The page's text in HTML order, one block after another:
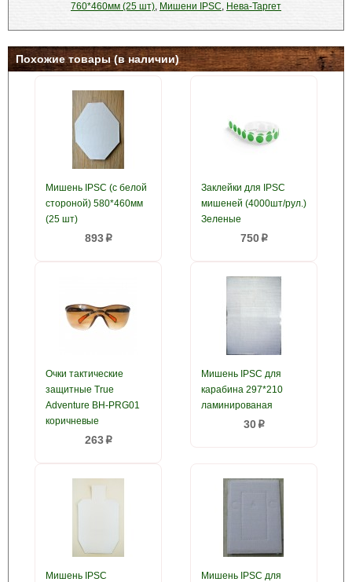
760*460мм (25 шт), Мишени IPSC, Нева-Таргет
Похожие товары (в наличии)
Мишень IPSC (с белой
стороной) 580*460мм
(25 шт)
893p
Заклейки для IPSC
мишеней (4000шт/рул.)
Зеленые
750p
Очки тактические
защитные True
Adventure BH-PRG01
коричневые
263p
Мишень IPSC для
карабина 297*210
ламинированая
30p
Мишень IPSC
Мишень IPSC для